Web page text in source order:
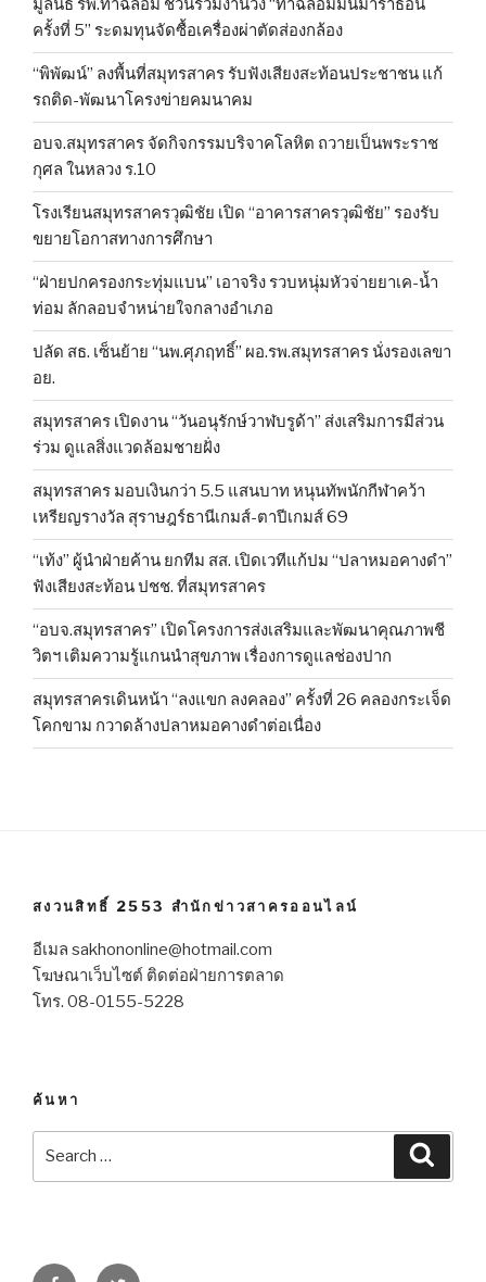
มูลนิธิ รพ.ท่าฉลอม ชวนร่วมงานวิ่ง “ท่าฉลอมมินิมาราธอน
ครั้งที่ 5” ระดมทุนจัดซื้อเครื่องผ่าตัดส่องกล้อง
“พิพัฒน์” ลงพื้นที่สมุทรสาคร รับฟังเสียงสะท้อนประชาชน แก้
รถติด-พัฒนาโครงข่ายคมนาคม
อบจ.สมุทรสาคร จัดกิจกรรมบริจาคโลหิต ถวายเป็นพระราช
กุศล ในหลวง ร.10
โรงเรียนสมุทรสาครวุฒิชัย เปิด “อาคารสาครวุฒิชัย” รองรับ
ขยายโอกาสทางการศึกษา
“ฝ่ายปกครองกระทุ่มแบน” เอาจริง รวบหนุ่มหัวจ่ายยาเค-น้ำ
ท่อม ลักลอบจำหน่ายใจกลางอำเภอ
ปลัด สธ. เซ็นย้าย “นพ.ศุภฤทธิ์” ผอ.รพ.สมุทรสาคร นั่งรองเลขา
อย.
สมุทรสาคร เปิดงาน “วันอนุรักษ์วาฬบรูด้า” ส่งเสริมการมีส่วน
ร่วม ดูแลสิ่งแวดล้อมชายฝั่ง
สมุทรสาคร มอบเงินกว่า 5.5 แสนบาท หนุนทัพนักกีฬาคว้า
เหรียญรางวัล สุราษฎร์ธานีเกมส์-ตาปีเกมส์ 69
“เท้ง” ผู้นำฝ่ายค้าน ยกทีม สส. เปิดเวทีแก้ปม “ปลาหมอคางดำ”
ฟังเสียงสะท้อน ปชช. ที่สมุทรสาคร
“อบจ.สมุทรสาคร” เปิดโครงการส่งเสริมและพัฒนาคุณภาพชี
วิตฯ เติมความรู้แกนนำสุขภาพ เรื่องการดูแลช่องปาก
สมุทรสาครเดินหน้า “ลงแขก ลงคลอง” ครั้งที่ 26 คลองกระเจ็ด
โคกขาม กวาดล้างปลาหมอคางดำต่อเนื่อง
สงวนสิทธิ์ 2553 สำนักข่าวสาครออนไลน์
อีเมล sakhononline@hotmail.com
โฆษณาเว็บไซต์ ติดต่อฝ่ายการตลาด
โทร. 08-0155-5228
ค้นหา
FacebookTwitter